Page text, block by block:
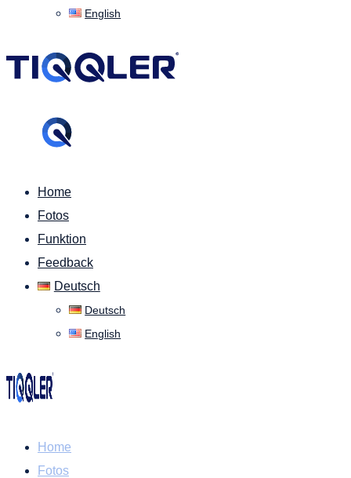
English
Home
Fotos
Funktion
Feedback
Deutsch
Deutsch
English
Home
Fotos